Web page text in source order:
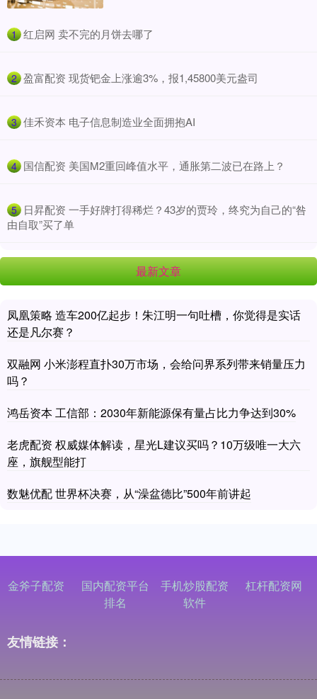
1 ​红启网 卖不完的月饼去哪了
2 ​盈富配资 现货钯金上涨逾3%，报1,45800美元盎司
3 ​佳禾资本 电子信息制造业全面拥抱AI
4 ​国信配资 美国M2重回峰值水平，通胀第二波已在路上？
5 ​日昇配资 一手好牌打得稀烂？43岁的贾玲，终究为自己的“咎
由自取”买了单
最新文章
凤凰策略 造车200亿起步！朱江明一句吐槽，你觉得是实话
还是凡尔赛？
双融网 小米澎程直扑30万市场，会给问界系列带来销量压力
吗？
鸿岳资本 工信部：2030年新能源保有量占比力争达到30%
老虎配资 权威媒体解读，星光L建议买吗？10万级唯一大六
座，旗舰型能打
数魅优配 世界杯决赛，从“澡盆德比”500年前讲起
金斧子配资
国内配资平台
排名
手机炒股配资
软件
杠杆配资网
友情链接：